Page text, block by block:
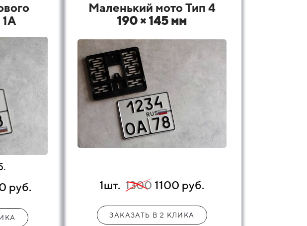
1А
руб.
Маленький мото Тип 4
190 × 145 мм
1шт. 1300 1100 руб.
ЗАКАЗАТЬ В 2 КЛИКА